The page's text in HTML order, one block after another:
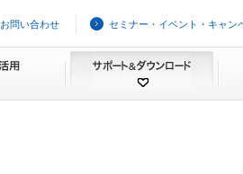
お問い合わせ セミナー・イベント・キャン